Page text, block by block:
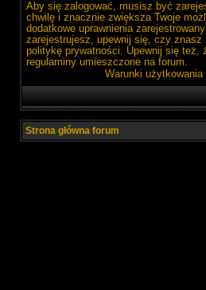
Aby się zalogować, musisz być
chwilę i znacznie zwiększa Twoje
dodatkowe uprawnienia
zarejestrujesz, upewnij się, czy znasz
politykę prywatności. Upewnij się też,
regulaminy umieszczone na forum.
Warunki użytkowania|
Strona główna forum